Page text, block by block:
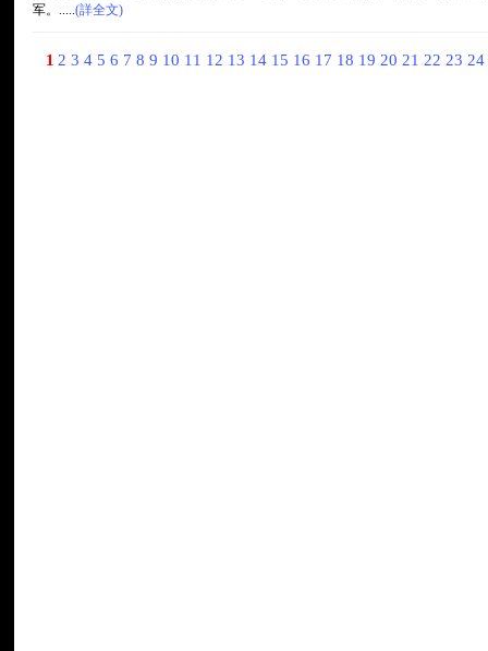
军。.....(詳全文)
1 2 3 4 5 6 7 8 9 10 11 12 13 14 15 16 17 18 19 20 21 22 23 24